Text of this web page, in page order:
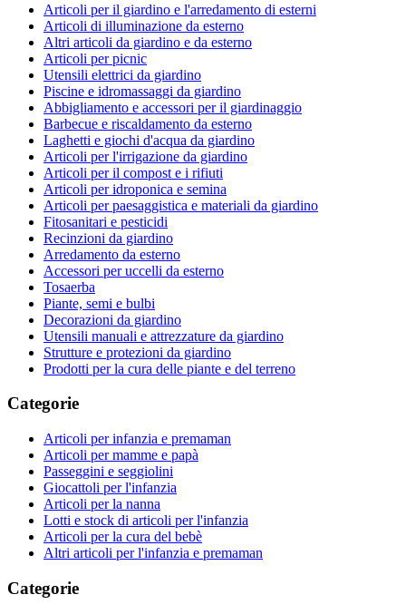
Articoli per il giardino e l'arredamento di esterni
Articoli di illuminazione da esterno
Altri articoli da giardino e da esterno
Articoli per picnic
Utensili elettrici da giardino
Piscine e idromassaggi da giardino
Abbigliamento e accessori per il giardinaggio
Barbecue e riscaldamento da esterno
Laghetti e giochi d'acqua da giardino
Articoli per l'irrigazione da giardino
Articoli per il compost e i rifiuti
Articoli per idroponica e semina
Articoli per paesaggistica e materiali da giardino
Fitosanitari e pesticidi
Recinzioni da giardino
Arredamento da esterno
Accessori per uccelli da esterno
Tosaerba
Piante, semi e bulbi
Decorazioni da giardino
Utensili manuali e attrezzature da giardino
Strutture e protezioni da giardino
Prodotti per la cura delle piante e del terreno
Categorie
Articoli per infanzia e premaman
Articoli per mamme e papà
Passeggini e seggiolini
Giocattoli per l'infanzia
Articoli per la nanna
Lotti e stock di articoli per l'infanzia
Articoli per la cura del bebè
Altri articoli per l'infanzia e premaman
Categorie